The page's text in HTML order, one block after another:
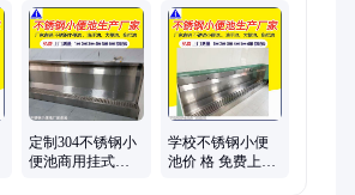
定制304不锈钢小
便池商用挂式尿
学校不锈钢小便
池价 格 免费上门